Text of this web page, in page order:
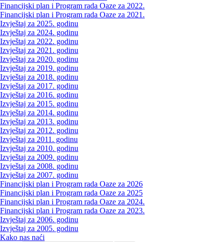
Financijski plan i Program rada Oaze za 2022.
Financijski plan i Program rada Oaze za 2021.
Izvještaj za 2025. godinu
Izvještaj za 2024. godinu
Izvještaj za 2022. godinu
Izvještaj za 2021. godinu
Izvještaj za 2020. godinu
Izvještaj za 2019. godinu
Izvještaj za 2018. godinu
Izvještaj za 2017. godinu
Izvještaj za 2016. godinu
Izvještaj za 2015. godinu
Izvještaj za 2014. godinu
Izvještaj za 2013. godinu
Izvještaj za 2012. godinu
Izvještaj za 2011. godinu
Izvještaj za 2010. godinu
Izvještaj za 2009. godinu
Izvještaj za 2008. godinu
Izvještaj za 2007. godinu
Financijski plan i Program rada Oaze za 2026
Financijski plan i Program rada Oaze za 2025
Financijski plan i Program rada Oaze za 2024.
Financijski plan i Program rada Oaze za 2023.
Izvještaj za 2006. godinu
Izvještaj za 2005. godinu
Kako nas naći